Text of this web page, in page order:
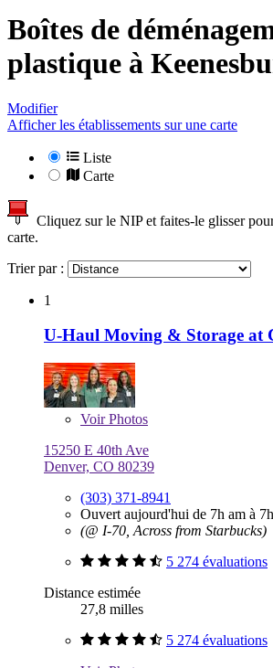
Boîtes de
plastique à
Modifier
Afficher les établissements sur une carte
Liste
Carte
Cliquez sur le NIP et faites-le glisser
carte.
Trier par :
1
U-Haul Moving & Storage at
VoirPhotos
15250 E 40th Ave
Denver, CO 80239
(303) 371-8941
Ouvert aujourd'hui de 7h am à
(@ I-70, Across from Starbucks)
5 274 évaluations
Distance estimée
27,8 milles
5 274 évaluations